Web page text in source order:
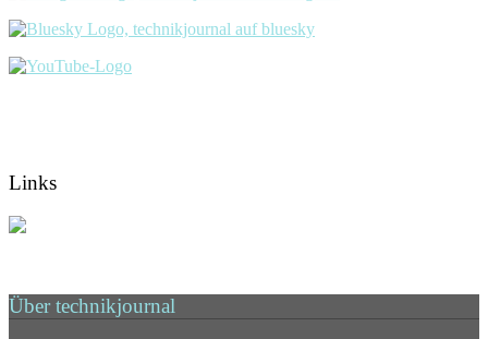
Links
Über technikjournal